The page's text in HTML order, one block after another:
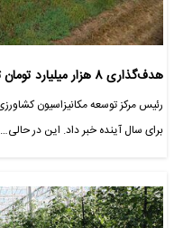
هدف‌گذاری 8 هزار میلیارد تومان تسهیلات برای مکانیزاسیون کشاورزی
برای سال آینده خبر داد. این در حالی…